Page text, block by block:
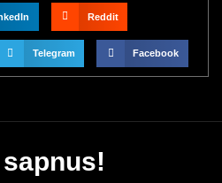
Reddit
Telegram Facebook